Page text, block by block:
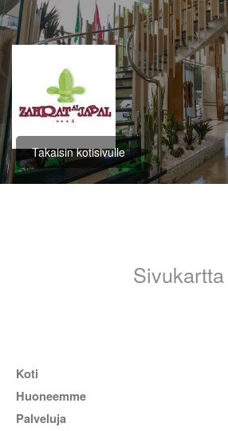
Takaisin kotisivulle
Sivukartta
Koti
Huoneemme
Palveluja